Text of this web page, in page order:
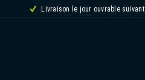
Livraison le jour ouvrable suivant